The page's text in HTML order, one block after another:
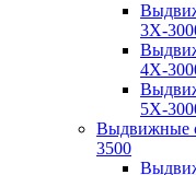
3X-
4X-
5X-
Выдвижные
3500